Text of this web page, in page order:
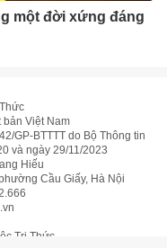
một đời xứng đáng
Việt Nam
GP-BTTTT do Bộ Thông tin
và ngày 29/11/2023
Hiếu
Cầu Giấy, Hà Nội
Tri Thức